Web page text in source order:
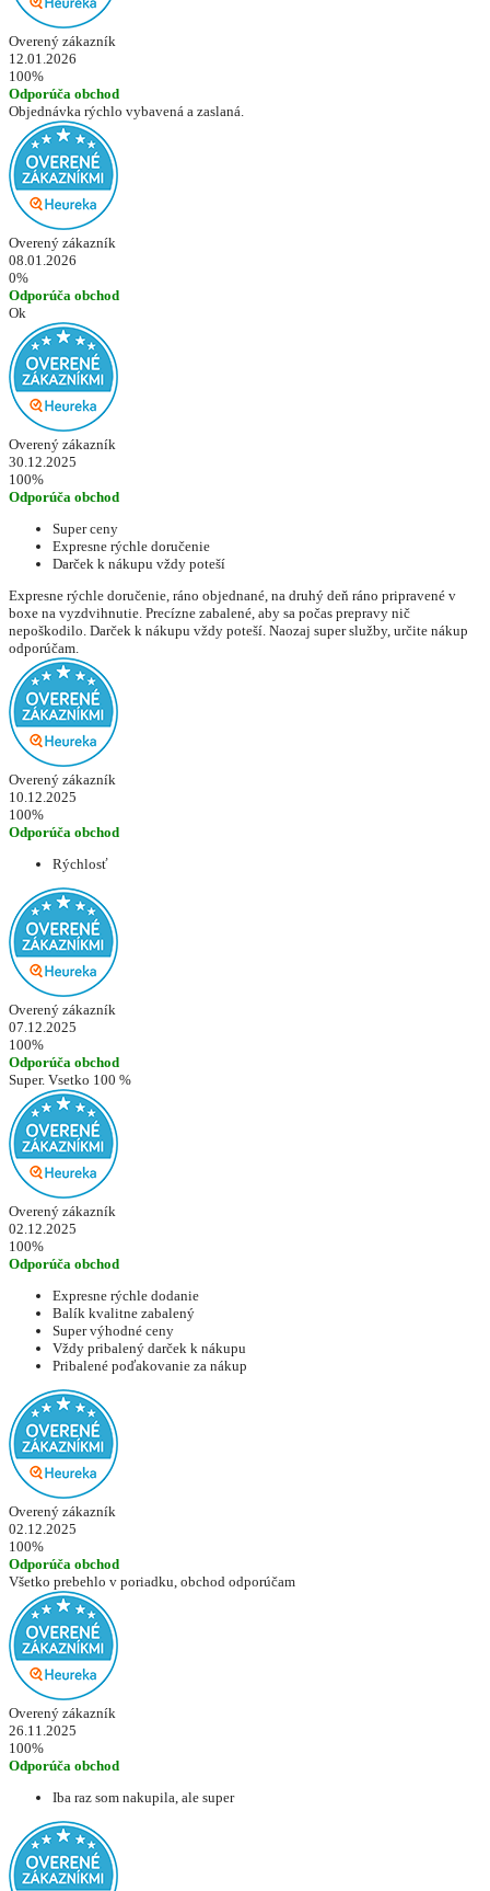
Overený zákazník
12.01.2026
100%
Odporúča obchod
Objednávka rýchlo vybavená a zaslaná.
Overený zákazník
08.01.2026
0%
Odporúča obchod
Ok
Overený zákazník
30.12.2025
100%
Odporúča obchod
Super ceny
Expresne rýchle doručenie
Darček k nákupu vždy poteší
Expresne rýchle doručenie, ráno objednané, na druhý deň ráno pripravené v
boxe na vyzdvihnutie. Precízne zabalené, aby sa počas prepravy nič
nepoškodilo. Darček k nákupu vždy poteší. Naozaj super služby, určite nákup
odporúčam.
Overený zákazník
10.12.2025
100%
Odporúča obchod
Rýchlosť
Overený zákazník
07.12.2025
100%
Odporúča obchod
Super. Vsetko 100 %
Overený zákazník
02.12.2025
100%
Odporúča obchod
Expresne rýchle dodanie
Balík kvalitne zabalený
Super výhodné ceny
Vždy pribalený darček k nákupu
Pribalené poďakovanie za nákup
Overený zákazník
02.12.2025
100%
Odporúča obchod
Všetko prebehlo v poriadku, obchod odporúčam
Overený zákazník
26.11.2025
100%
Odporúča obchod
Iba raz som nakupila, ale super